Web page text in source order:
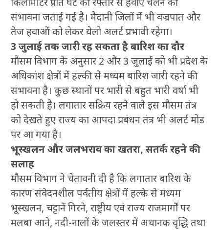
संभावना जताई गई है। मैदानी जिलों में भी वज्रपात और
तेज हवाओं को लेकर येलो अलर्ट प्रभावी रहेगा।
3 जुलाई तक जारी रह सकता है बारिश का दौर
मौसम विभाग के अनुसार 2 और 3 जुलाई को भी प्रदेश के
अधिकांश क्षेत्रों में हल्की से मध्यम बारिश जारी रहने की
संभावना है। कुछ स्थानों पर भारी से बहुत भारी वर्षा भी
हो सकती है। लगातार सक्रिय रहने वाले इस मौसम तंत्र
को देखते हुए राज्य का आपदा प्रबंधन तंत्र भी अलर्ट मोड
पर आ गया है।
भूस्खलन और जलभराव का खतरा, सतर्क रहने की
सलाह
मौसम विभाग ने चेतावनी दी है कि लगातार बारिश के
कारण संवेदनशील पर्वतीय क्षेत्रों में हल्के से मध्यम
भूस्खलन, चट्टानें गिरने, राष्ट्रीय एवं राज्य राजमार्गों पर
मलबा आने, नदी-नालों के जलस्तर में अचानक वृद्धि तथा